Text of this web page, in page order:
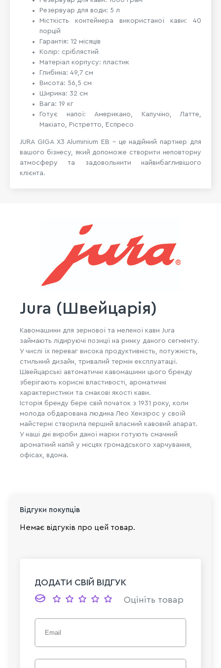
Резервуар для води: 5 л
Місткість контейнера використаної кави: 40
порцій
Гарантія: 12 місяців
Колір: сріблястий
Матеріал корпусу: пластик
Глибина: 49,7 см
Висота: 56,5 см
Ширина: 32 см
Вага: 19 кг
Готує напої: Американо, Капучіно, Латте,
Макіато, Рістретто, Еспресо
JURA GIGA X3 Aluminium EB – це надійний партнер для
вашого бізнесу, який допоможе створити неповторну
атмосферу та задовольнити найвибагливішого
клієнта.
Jura (Швейцарія)
Кавомашини для зернової та меленої кави Jura
займають лідируючі позиції на ринку даного сегменту.
У числі їх переваг висока продуктивність, потужність,
стильний дизайн, тривалий термін експлуатації.
Швейцарські автоматичні кавомашини цього бренду
зберігають корисні властивості, ароматичні
характеристики та смакові якості кави.
Історія бренду бере свій початок з 1931 року, коли
молода обдарована людина Лео Хензірос у своїй
майстерні створила перший власний кавовий апарат.
У наші дні вироби даної марки готують смачний
ароматний напій у місцях громадського харчування,
офісах, вдома.
Відгуки покупців
Немає відгуків про цей товар.
ДОДАТИ СВІЙ ВІДГУК
Оцініть товар